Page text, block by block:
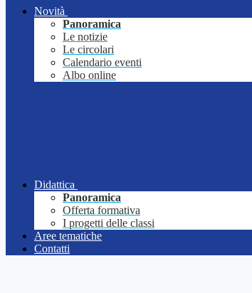
Novità
Panoramica
Le notizie
Le circolari
Calendario eventi
Albo online
Didattica
Panoramica
Offerta formativa
I progetti delle classi
Aree tematiche
Contatti